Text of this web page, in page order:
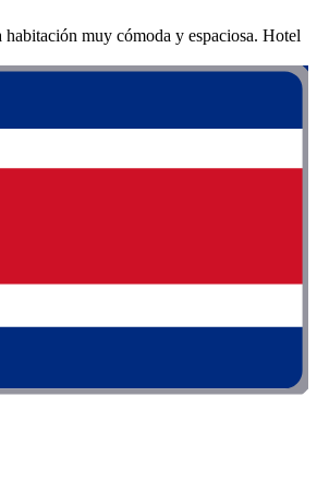
muy cómoda y espaciosa. Hotel